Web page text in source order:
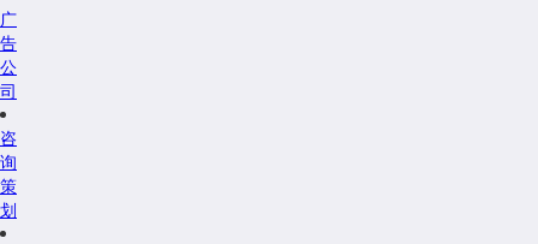
广
告
公
司
咨
询
策
划